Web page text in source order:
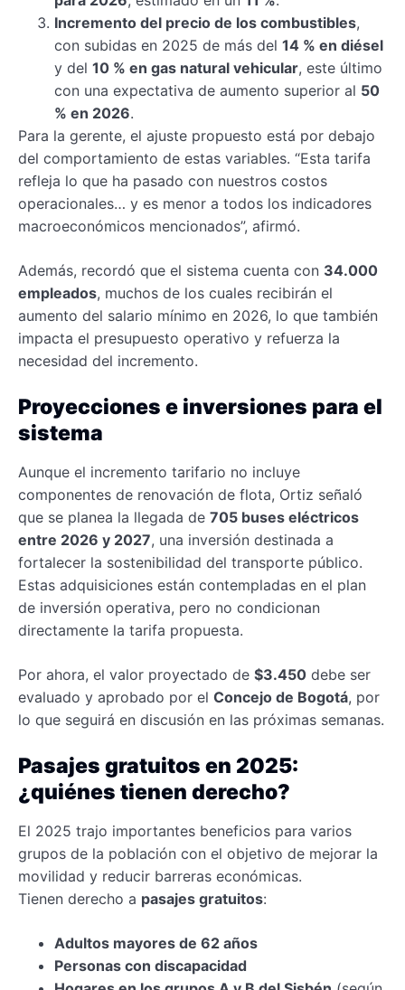
Incremento del precio de los combustibles,
con subidas en 2025 de más del 14 % en diésel
y del 10 % en gas natural vehicular, este último
con una expectativa de aumento superior al 50
% en 2026.
Para la gerente, el ajuste propuesto está por debajo
del comportamiento de estas variables. “Esta tarifa
refleja lo que ha pasado con nuestros costos
operacionales… y es menor a todos los indicadores
macroeconómicos mencionados”, afirmó.
Además, recordó que el sistema cuenta con 34.000
empleados, muchos de los cuales recibirán el
aumento del salario mínimo en 2026, lo que también
impacta el presupuesto operativo y refuerza la
necesidad del incremento.
Proyecciones e inversiones para el
sistema
Aunque el incremento tarifario no incluye
componentes de renovación de flota, Ortiz señaló
que se planea la llegada de 705 buses eléctricos
entre 2026 y 2027, una inversión destinada a
fortalecer la sostenibilidad del transporte público.
Estas adquisiciones están contempladas en el plan
de inversión operativa, pero no condicionan
directamente la tarifa propuesta.
Por ahora, el valor proyectado de $3.450 debe ser
evaluado y aprobado por el Concejo de Bogotá, por
lo que seguirá en discusión en las próximas semanas.
Pasajes gratuitos en 2025:
¿quiénes tienen derecho?
El 2025 trajo importantes beneficios para varios
grupos de la población con el objetivo de mejorar la
movilidad y reducir barreras económicas.
Tienen derecho a pasajes gratuitos:
Adultos mayores de 62 años
Personas con discapacidad